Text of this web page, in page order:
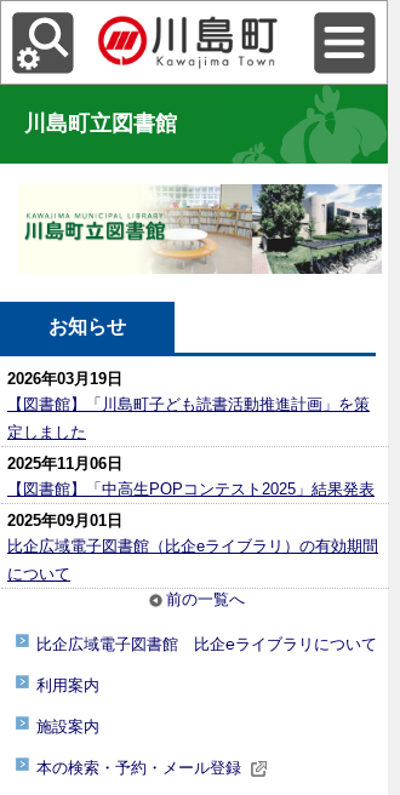
川島町立図書館
お知らせ
2026年03月19日
【図書館】「川島町子ども読書活動推進計画」を策
定しました
2025年11月06日
【図書館】「中高生POPコンテスト2025」結果発表
2025年09月01日
比企広域電子図書館（比企eライブラリ）の有効期間
について
前の一覧へ
比企広域電子図書館 比企℮ライブラリについて
利用案内
施設案内
本の検索・予約・メール登録